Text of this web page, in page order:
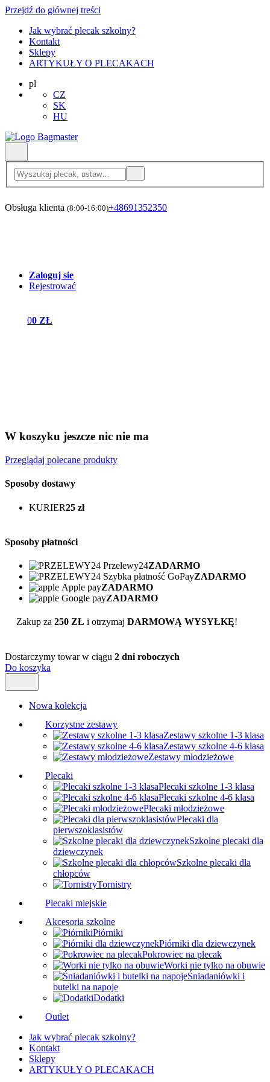
Przejdź do głównej treści
Jak wybrać plecak szkolny?
Kontakt
Sklepy
ARTYKUŁY O PLECAKACH
pl
CZ
SK
HU
Obsługa klienta (8:00-16:00)+48691352350
Zaloguj sie
Rejestrować
00 ZŁ
W koszyku jeszcze nic nie ma
Przeglądaj polecane produkty
Sposoby dostawy
KURIER25 zł
Sposoby płatności
Przelewy24ZADARMO
Szybka płatność GoPayZADARMO
Apple payZADARMO
Google payZADARMO
Zakup za 250 ZŁ i otrzymaj DARMOWĄ WYSYŁKĘ!
Dostarczymy towar w ciągu 2 dni roboczych
Do koszyka
Nowa kolekcja
Korzystne zestawy
Zestawy szkolne 1-3 klasa
Zestawy szkolne 4-6 klasa
Zestawy młodzieżowe
Plecaki
Plecaki szkolne 1-3 klasa
Plecaki szkolne 4-6 klasa
Plecaki młodzieżowe
Plecaki dla
pierwszoklasistów
Szkolne plecaki dla
dziewczynek
Szkolne plecaki dla
chłopców
Tornistry
Plecaki miejskie
Akcesoria szkolne
Piórniki
Piórniki dla dziewczynek
Pokrowiec na plecak
Worki nie tylko na obuwie
Śniadaniówki i
butelki na napoje
Dodatki
Outlet
Jak wybrać plecak szkolny?
Kontakt
Sklepy
ARTYKUŁY O PLECAKACH